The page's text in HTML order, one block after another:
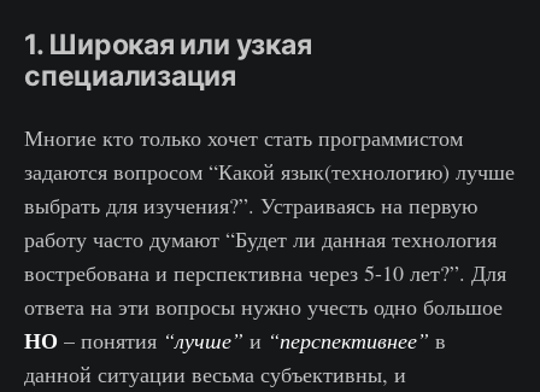
1. Широкая или узкая
специализация
Многие кто только хочет стать программистом
задаются вопросом “Какой язык(технологию) лучше
выбрать для изучения?”. Устраиваясь на первую
работу часто думают “Будет ли данная технология
востребована и перспективна через 5-10 лет?”. Для
ответа на эти вопросы нужно учесть одно большое
НО – понятия “лучше” и “перспективнее” в
данной ситуации весьма субъективны, и